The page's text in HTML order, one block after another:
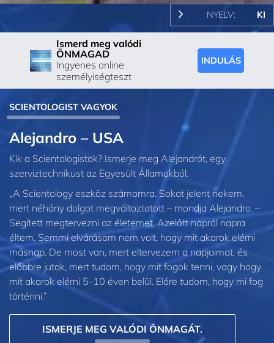
NYELV: KI
Ismerd meg valódi
ÖNMAGAD
Ingyenes online
személyiségteszt
INDULÁS
SCIENTOLOGIST VAGYOK
Alejandro – USA
Kik a Scientologistok? Ismerje meg Alejandrót, egy
szerviztechnikust az Egyesült Államokból.
„A Scientology eszköz számomra. Sokat jelent nekem,
mert néhány dolgot megváltoztatott – mondja Alejandro. –
Segített megtervezni az életemet. Azelőtt napról napra
éltem. Semmi elvárásom nem volt, hogy mit akarok elérni
másnap. De most van, mert eltervezem a napjaimat, és
előbbre jutok, mert tudom, hogy mit fogok tenni, vagy hogy
mit akarok elérni 5-10 éven belül. Előre tudom, hogy mi fog
történni.”
ISMERJE MEG VALÓDI ÖNMAGÁT.